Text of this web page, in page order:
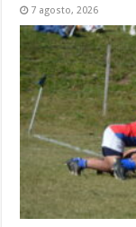
7 agosto, 2026